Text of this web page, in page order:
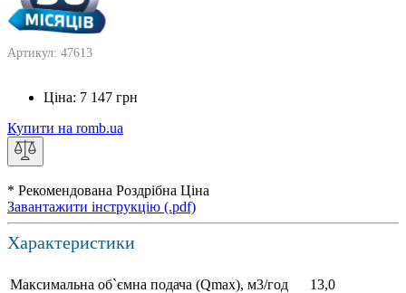
Артикул: 47613
Ціна: 7 147 грн
Купити на romb.ua
* Рекомендована Роздрібна Ціна
Завантажити інструкцію (.pdf)
Характеристики
Максимальна об`ємна подача (Qmax), м3/год
13,0